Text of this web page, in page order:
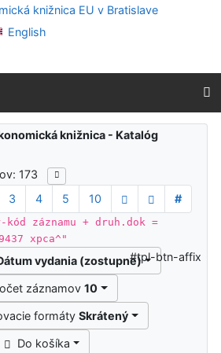
prístupnosti
English
knižnica - Katalóg
173
3 4 5 10
#
kód záznamu + druh.dok =
xpca^"
vydania (zostupne)
záznamov10
formátySkrátený
Do košíka
#tpl-btn-affix